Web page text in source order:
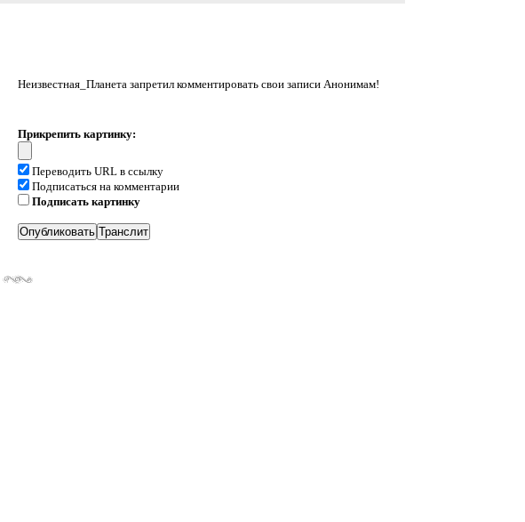
Неизвестная_Планета запретил комментировать свои записи Анонимам!
Прикрепить картинку:
Переводить URL в ссылку
Подписаться на комментарии
Подписать картинку